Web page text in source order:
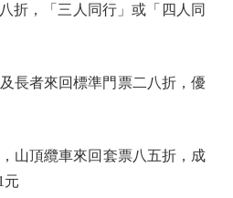
折，「三人同行」或「四人同
者來回標準門票二八折，優
頂纜車來回套票八五折，成
元